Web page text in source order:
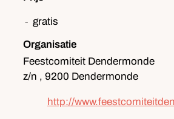
gratis
Organisatie
Feestcomiteit Dendermonde
z/n , 9200 Dendermonde
Websitehttp://